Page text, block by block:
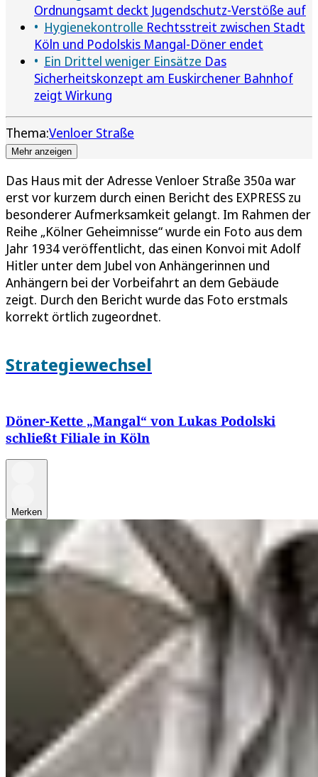
Ordnungsamt deckt Jugendschutz-Verstöße auf
Hygienekontrolle Rechtsstreit zwischen Stadt
Köln und Podolskis Mangal-Döner endet
Ein Drittel weniger Einsätze Das
Sicherheitskonzept am Euskirchener Bahnhof
zeigt Wirkung
Thema:Venloer Straße
Mehr anzeigen
Das Haus mit der Adresse Venloer Straße 350a war
erst vor kurzem durch einen Bericht des EXPRESS zu
besonderer Aufmerksamkeit gelangt. Im Rahmen der
Reihe „Kölner Geheimnisse“ wurde ein Foto aus dem
Jahr 1934 veröffentlicht, das einen Konvoi mit Adolf
Hitler unter dem Jubel von Anhängerinnen und
Anhängern bei der Vorbeifahrt an dem Gebäude
zeigt. Durch den Bericht wurde das Foto erstmals
korrekt örtlich zugeordnet.
Strategiewechsel
Döner-Kette „Mangal“ von Lukas Podolski
schließt Filiale in Köln
Merken